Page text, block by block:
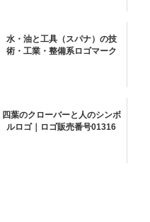
水・油と工具（スパナ）の技
術・工業・整備系ロゴマーク
四葉のクローバーと人のシンボ
ルロゴ｜ロゴ販売番号01316